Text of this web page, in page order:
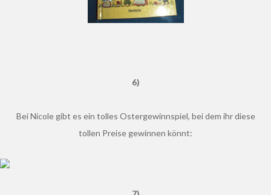
6)
Bei Nicole gibt es ein tolles Ostergewinnspiel, bei dem ihr diese
tollen Preise gewinnen könnt: